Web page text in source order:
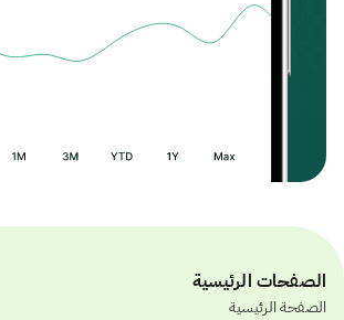
الصفحات الرئيسية
الصفحة الرئيسية